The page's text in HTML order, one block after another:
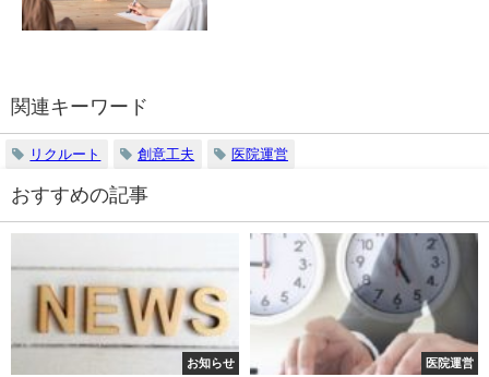
関連キーワード
リクルート 創意工夫 医院運営
おすすめの記事
お知らせ 医院運営